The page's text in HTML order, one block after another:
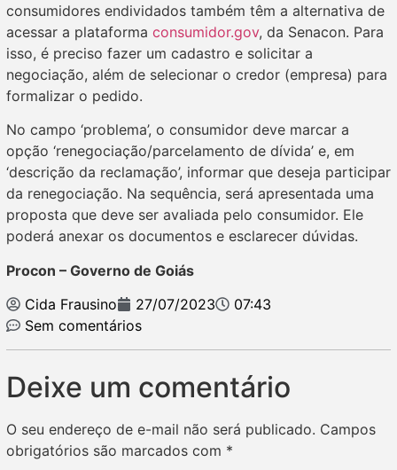
consumidores endividados também têm a alternativa de
acessar a plataforma consumidor.gov, da Senacon. Para
isso, é preciso fazer um cadastro e solicitar a
negociação, além de selecionar o credor (empresa) para
formalizar o pedido.
No campo ‘problema’, o consumidor deve marcar a
opção ‘renegociação/parcelamento de dívida’ e, em
‘descrição da reclamação’, informar que deseja participar
da renegociação. Na sequência, será apresentada uma
proposta que deve ser avaliada pelo consumidor. Ele
poderá anexar os documentos e esclarecer dúvidas.
Procon – Governo de Goiás
Cida Frausino
27/07/2023
07:43
Sem comentários
Deixe um comentário
O seu endereço de e-mail não será publicado. Campos
obrigatórios são marcados com *